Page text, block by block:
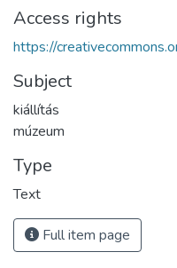
Access rights
https://
Subject
kiállítás
múzeum
Type
Text
Full item page